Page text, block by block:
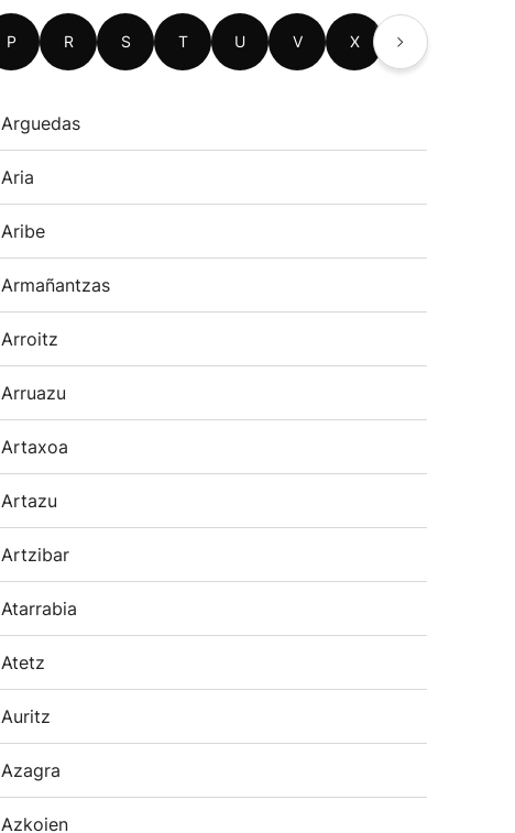
P R S T U V X
Arguedas
Aria
Aribe
Armañantzas
Arroitz
Arruazu
Artaxoa
Artazu
Artzibar
Atarrabia
Atetz
Auritz
Azagra
Azkoien